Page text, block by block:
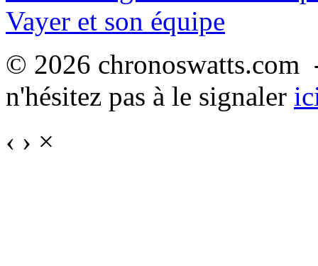
Vayer et son équipe
© 2026
n'hésitez pas à le signaler
‹ › ×